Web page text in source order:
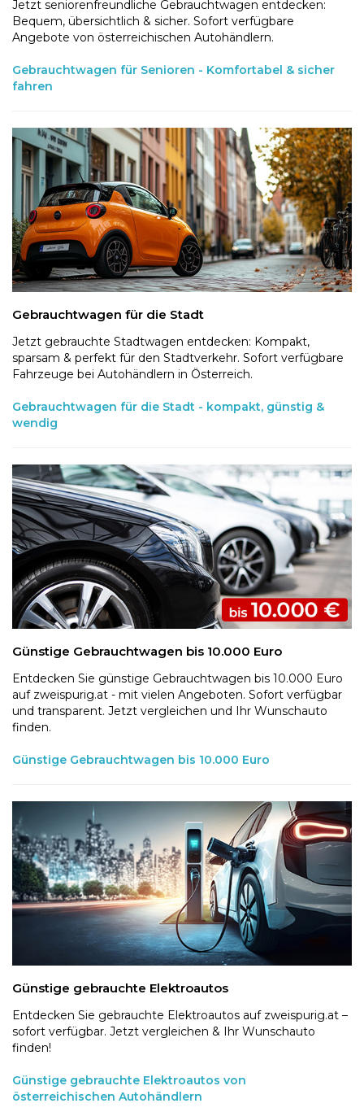
Jetzt seniorenfreundliche Gebrauchtwagen entdecken:
Bequem, übersichtlich & sicher. Sofort verfügbare
Angebote von österreichischen Autohändlern.
Gebrauchtwagen für Senioren - Komfortabel & sicher
fahren
Gebrauchtwagen für die Stadt
Jetzt gebrauchte Stadtwagen entdecken: Kompakt,
sparsam & perfekt für den Stadtverkehr. Sofort verfügbare
Fahrzeuge bei Autohändlern in Österreich.
Gebrauchtwagen für die Stadt - kompakt, günstig &
wendig
Günstige Gebrauchtwagen bis 10.000 Euro
Entdecken Sie günstige Gebrauchtwagen bis 10.000 Euro
auf zweispurig.at - mit vielen Angeboten. Sofort verfügbar
und transparent. Jetzt vergleichen und Ihr Wunschauto
finden.
Günstige Gebrauchtwagen bis 10.000 Euro
Günstige gebrauchte Elektroautos
Entdecken Sie gebrauchte Elektroautos auf zweispurig.at –
sofort verfügbar. Jetzt vergleichen & Ihr Wunschauto
finden!
Günstige gebrauchte Elektroautos von
österreichischen Autohändlern